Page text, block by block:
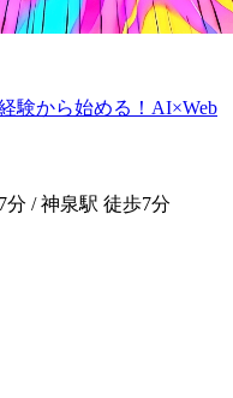
験から始める！AI×Web
/ 神泉駅 徒歩7分